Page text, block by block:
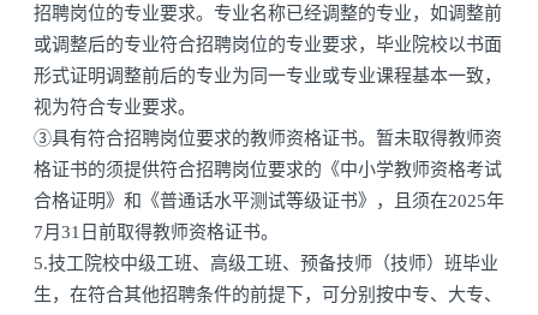
招聘岗位的专业要求。专业名称已经调整的专业，如调整前
或调整后的专业符合招聘岗位的专业要求，毕业院校以书面
形式证明调整前后的专业为同一专业或专业课程基本一致，
视为符合专业要求。
③具有符合招聘岗位要求的教师资格证书。暂未取得教师资
格证书的须提供符合招聘岗位要求的《中小学教师资格考试
合格证明》和《普通话水平测试等级证书》，且须在2025年
7月31日前取得教师资格证书。
5.技工院校中级工班、高级工班、预备技师（技师）班毕业
生，在符合其他招聘条件的前提下，可分别按中专、大专、